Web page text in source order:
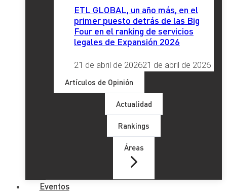
ETL GLOBAL, un año más, en el
primer puesto detrás de las Big
Four en el ranking de servicios
legales de Expansión 2026
21 de abril de 202621 de abril de 2026
Artículos de Opinión
Actualidad
Rankings
Áreas
Eventos